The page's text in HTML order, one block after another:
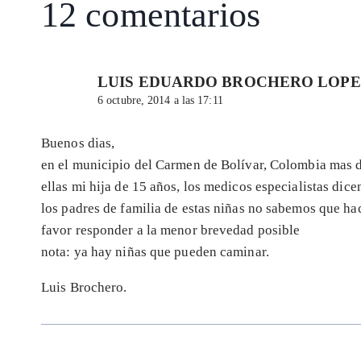
12 comentarios
LUIS EDUARDO BROCHERO
6 octubre, 2014 a las 17:11
Buenos dias,
en el municipio del Carmen de Bolívar, Colombia mas
ellas mi hija de 15 años, los medicos especialistas
los padres de familia de estas niñas no sabemos que
favor responder a la menor brevedad posible
nota: ya hay niñas que pueden caminar.
Luis Brochero.